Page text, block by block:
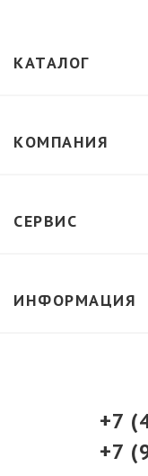
КАТАЛОГ
КОМПАНИЯ
СЕРВИС
ИНФОРМАЦИЯ
+7
+7